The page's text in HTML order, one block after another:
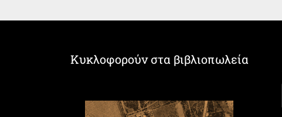
Κυκλοφορούν στα βιβλιοπωλεία